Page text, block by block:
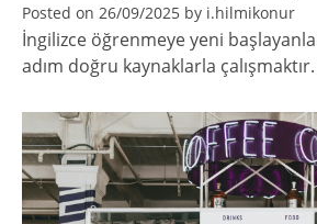
Posted on 26/09/2025 by i.hilmikonur
İngilizce öğrenmeye yeni
adım doğru kaynaklarla